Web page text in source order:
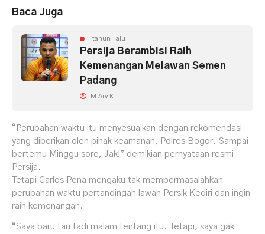
Baca Juga
1 tahun lalu
Persija Berambisi Raih
Kemenangan Melawan Semen
Padang
M Ary K
“Perubahan waktu itu menyesuaikan dengan rekomendasi
yang diberikan oleh pihak keamanan, Polres Bogor. Sampai
bertemu Minggu sore, Jak!” demikian pernyataan resmi
Persija.
Tetapi Carlos Pena mengaku tak mempermasalahkan
perubahan waktu pertandingan lawan Persik Kediri dan ingin
raih kemenangan.
“Saya baru tau tadi malam tentang itu. Tetapi, saya gak